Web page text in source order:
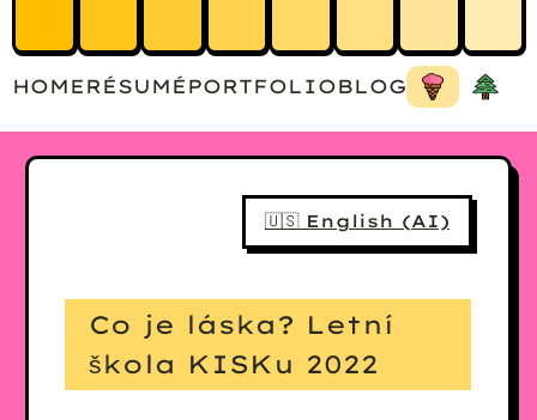
HOME RÉSUMÉ PORTFOLIOBLOG
🇺🇸 English (AI)
Co je láska? Letní
škola KISKu 2022